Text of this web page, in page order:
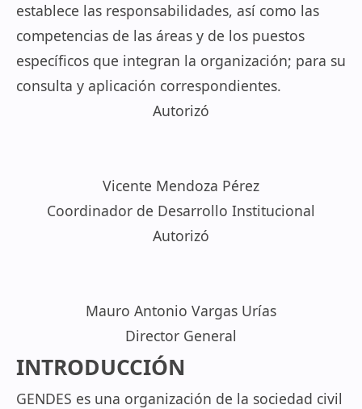
establece las responsabilidades, así como las
competencias de las áreas y de los puestos
específicos que integran la organización; para su
consulta y aplicación correspondientes.
Autorizó
Vicente Mendoza Pérez
Coordinador de Desarrollo Institucional
Autorizó
Mauro Antonio Vargas Urías
Director General
INTRODUCCIÓN
GENDES es una organización de la sociedad civil